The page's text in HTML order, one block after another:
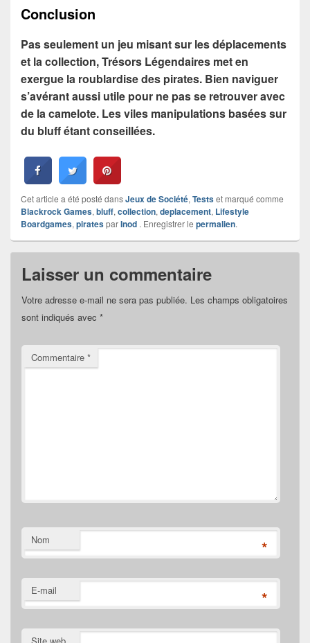
Conclusion
Pas seulement un jeu misant sur les déplacements
et la collection, Trésors Légendaires met en
exergue la roublardise des pirates. Bien naviguer
s’avérant aussi utile pour ne pas se retrouver avec
de la camelote. Les viles manipulations basées sur
du bluff étant conseillées.
Cet article a été posté dansJeux de Société, Testset marqué comme
Blackrock Games, bluff, collection, deplacement, Lifestyle
Boardgames, piratesparInod . Enregistrer le permalien.
Laisser un commentaire
Votre adresse e-mail ne sera pas publiée. Les champs obligatoires
sont indiqués avec *
Commentaire *
Nom *
E-mail *
Site web